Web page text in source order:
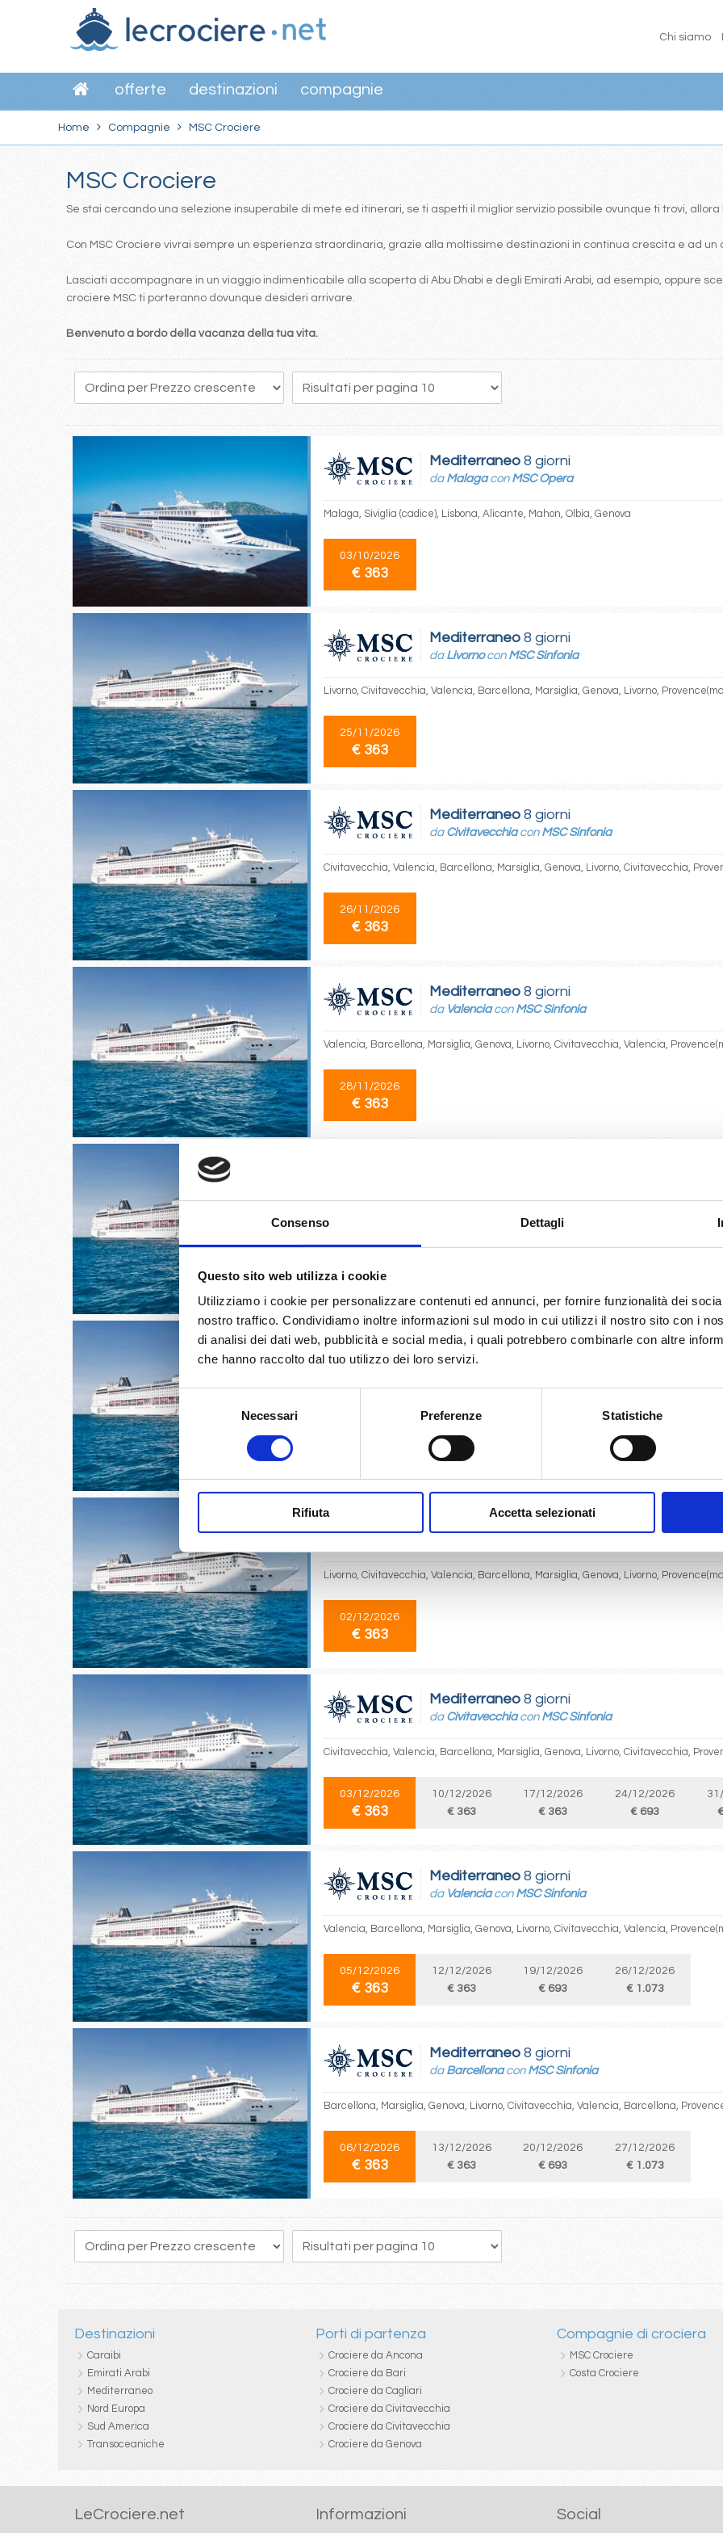
Consenso Dettagli
Questo sito web utilizza i cookie
Utilizziamo i cookie per personalizzare contenuti ed annunci, per fornire funzionalità dei
nostro traffico. Condividiamo inoltre informazioni sul modo in cui utilizzi il nostro sito con i
di analisi dei dati web, pubblicità e social media, i quali potrebbero combinarle con altre
che hanno raccolto dal tuo utilizzo dei loro servizi.
Selezione
del
consenso
Necessari Preferenze Statistiche
Rifiuta Accetta selezionati
Chi siamo
offerte destinazioni compagnie
Home Compagnie MSC Crociere
MSC Crociere
Se stai cercando una selezione insuperabile di mete ed itinerari, se ti aspetti il miglior servizio possibile ovunque ti trovi, allora
Con MSC Crociere vivrai sempre un esperienza straordinaria, grazie alla moltissime destinazioni in continua crescita e ad
Lasciati accompagnare in un viaggio indimenticabile alla scoperta di Abu Dhabi e degli Emirati Arabi, ad esempio, oppure
crociere MSC ti porteranno dovunque desideri arrivare.
Benvenuto a bordo della vacanza della tua vita.
24 25 26 27 29 30 31 32
Mediterraneo 8 giorni
da Malagacon MSC Opera
Malaga, Siviglia (cadice), Lisbona, Alicante, Mahon, Olbia, Genova
03/10/2026
€ 363
Mediterraneo 8 giorni
da Livornocon MSC Sinfonia
Livorno, Civitavecchia, Valencia, Barcellona, Marsiglia, Genova, Livorno,
25/11/2026
€ 363
Mediterraneo 8 giorni
da Civitavecchiacon MSC Sinfonia
Civitavecchia, Valencia, Barcellona, Marsiglia, Genova, Livorno, Civitavecchia,
26/11/2026
€ 363
Mediterraneo 8 giorni
da Valenciacon MSC Sinfonia
Valencia, Barcellona, Marsiglia, Genova, Livorno, Civitavecchia, Valencia,
28/11/2026
€ 363
Barcellona, Marsiglia, Genova, Livorno, Civitavecchia, Valencia, Barcellona,
€ 363
Mediterraneo8 giorni
daGenova
08/12/2026
€ 363
22/12/2026
€ 693
Mediterraneo8 giorni
Livorno, Civitavecchia, Valencia, Barcellona, Marsiglia, Genova, Livorno,
02/12/2026
€ 363
Mediterraneo 8 giorni
da Civitavecchiacon MSC Sinfonia
Civitavecchia, Valencia, Barcellona, Marsiglia, Genova, Livorno, Civitavecchia,
03/12/2026
€ 363
10/12/2026
€ 363
17/12/2026
€ 363
24/12/2026
€ 693
Mediterraneo 8 giorni
da Valenciacon MSC Sinfonia
Valencia, Barcellona, Marsiglia, Genova, Livorno, Civitavecchia, Valencia,
05/12/2026
€ 363
12/12/2026
€ 363
19/12/2026
€ 693
26/12/2026
€ 1.073
Mediterraneo 8 giorni
da Barcellonacon MSC Sinfonia
Barcellona, Marsiglia, Genova, Livorno, Civitavecchia, Valencia, Barcellona,
06/12/2026
€ 363
13/12/2026
€ 363
20/12/2026
€ 693
27/12/2026
€ 1.073
24 25 26 27 29 30 31 32
Destinazioni
Caraibi
Emirati Arabi
Mediterraneo
Nord Europa
Sud America
Transoceaniche
Porti di partenza
Crociere da Ancona
Crociere da Bari
Crociere da Cagliari
Crociere da Civitavecchia
Crociere da Civitavecchia
Crociere da Genova
Compagnie di crociera
MSC Crociere
Costa Crociere
LeCrociere.net Informazioni Social